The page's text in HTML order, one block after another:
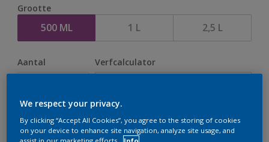
Grootte
500 ML 1 L 2,5 L
Aantal Verfcalculator
Op dit moment is het niet mogelijk dit product online
We respect your privacy.
By clicking “Accept All Cookies”, you agree to the storing of cookies
on your device to enhance site navigation, analyze site usage, and